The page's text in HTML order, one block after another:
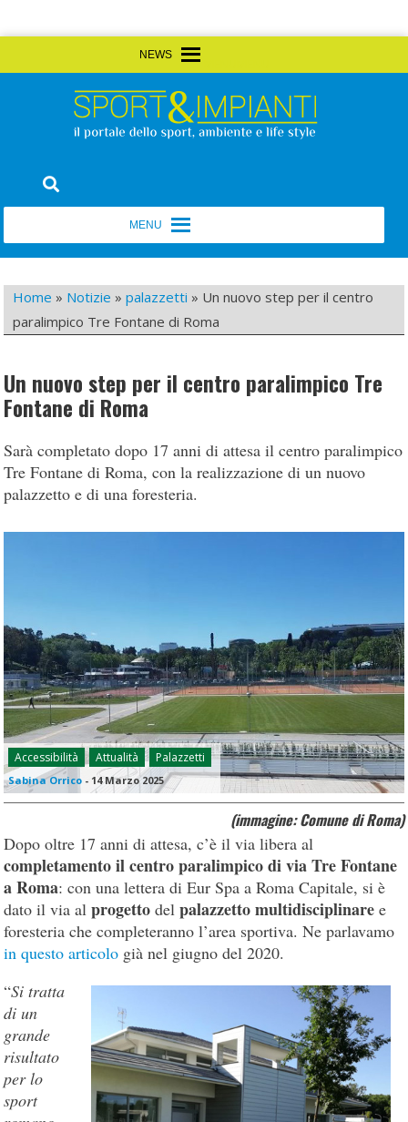
to
Sport&Impianti
Home » Notizie »palazzetti » Un nuovo step per il centro
paralimpico Tre Fontane di Roma
Un nuovo step per il centro paralimpico Tre
Fontane di Roma
Sarà completato dopo 17 anni di attesa il centro paralimpico
Tre Fontane di Roma, con la realizzazione di un nuovo
palazzetto e di una foresteria.
Accessibilità Attualità Palazzetti
Sabina Orrico - 14 Marzo 2025
(immagine: Comune di Roma)
Dopo oltre 17 anni di attesa, c’è il via libera al
completamento il centro paralimpico di via Tre Fontane
a Roma: con una lettera di Eur Spa a Roma Capitale, si è
dato il via alprogetto delpalazzetto multidisciplinare e
foresteria che completeranno l’area sportiva. Ne parlavamo
in questo articolo già nel giugno del 2020.
“Si tratta
di un
grande
risultato
per lo
sport